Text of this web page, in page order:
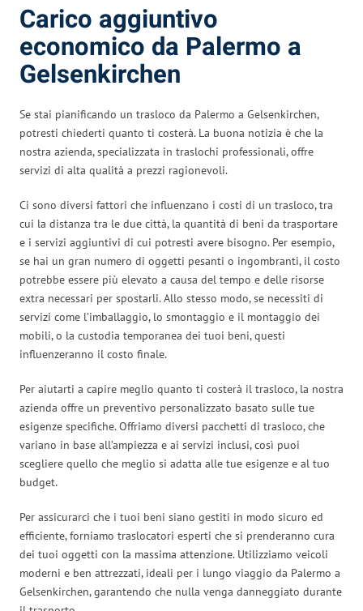
Carico aggiuntivo
economico da Palermo a
Gelsenkirchen
Se stai pianificando un trasloco da Palermo a Gelsenkirchen,
potresti chiederti quanto ti costerà. La buona notizia è che la
nostra azienda, specializzata in traslochi professionali, offre
servizi di alta qualità a prezzi ragionevoli.
Ci sono diversi fattori che influenzano i costi di un trasloco, tra
cui la distanza tra le due città, la quantità di beni da trasportare
e i servizi aggiuntivi di cui potresti avere bisogno. Per esempio,
se hai un gran numero di oggetti pesanti o ingombranti, il costo
potrebbe essere più elevato a causa del tempo e delle risorse
extra necessari per spostarli. Allo stesso modo, se necessiti di
servizi come l’imballaggio, lo smontaggio e il montaggio dei
mobili, o la custodia temporanea dei tuoi beni, questi
influenzeranno il costo finale.
Per aiutarti a capire meglio quanto ti costerà il trasloco, la nostra
azienda offre un preventivo personalizzato basato sulle tue
esigenze specifiche. Offriamo diversi pacchetti di trasloco, che
variano in base all’ampiezza e ai servizi inclusi, così puoi
scegliere quello che meglio si adatta alle tue esigenze e al tuo
budget.
Per assicurarci che i tuoi beni siano gestiti in modo sicuro ed
efficiente, forniamo traslocatori esperti che si prenderanno cura
dei tuoi oggetti con la massima attenzione. Utilizziamo veicoli
moderni e ben attrezzati, ideali per i lungo viaggio da Palermo a
Gelsenkirchen, garantendo che nulla venga danneggiato durante